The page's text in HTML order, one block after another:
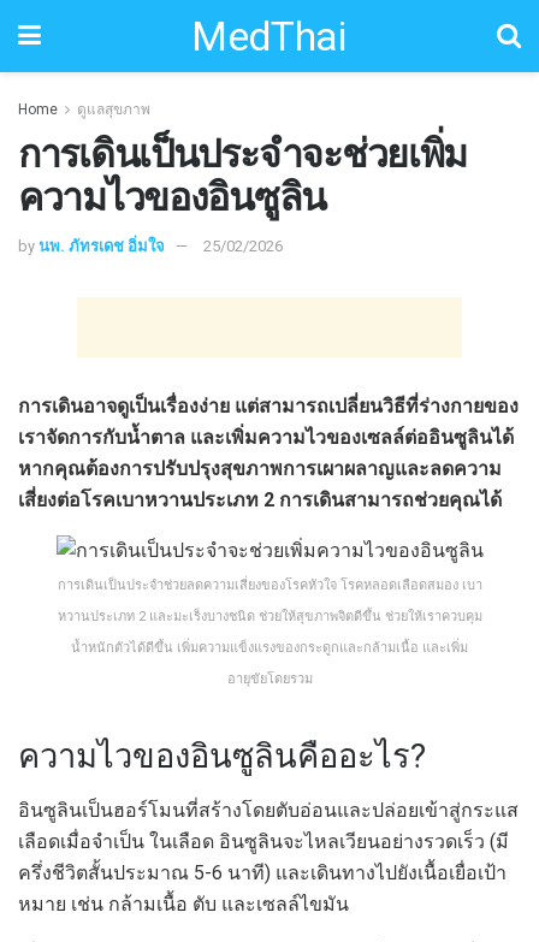
MedThai
Home ดูแลสุขภาพ
การเดินเป็นประจำจะช่วยเพิ่ม
ความไวของอินซูลิน
by นพ. ภัทรเดช อิ่มใจ 25/02/2026
การเดินอาจดูเป็นเรื่องง่าย แต่สามารถเปลี่ยนวิธีที่ร่างกายของ
เราจัดการกับน้ำตาล และเพิ่มความไวของเซลล์ต่ออินซูลินได้
หากคุณต้องการปรับปรุงสุขภาพการเผาผลาญและลดความ
เสี่ยงต่อโรคเบาหวานประเภท 2 การเดินสามารถช่วยคุณได้
การเดินเป็นประจำช่วยลดความเสี่ยงของโรคหัวใจ โรคหลอดเลือดสมอง เบา
หวานประเภท 2 และมะเร็งบางชนิด ช่วยให้สุขภาพจิตดีขึ้น ช่วยให้เราควบคุม
น้ำหนักตัวได้ดีขึ้น เพิ่มความแข็งแรงของกระดูกและกล้ามเนื้อ และเพิ่ม
อายุขัยโดยรวม
ความไวของอินซูลินคืออะไร?
อินซูลินเป็นฮอร์โมนที่สร้างโดยตับอ่อนและปล่อยเข้าสู่กระแส
เลือดเมื่อจำเป็น ในเลือด อินซูลินจะไหลเวียนอย่างรวดเร็ว (มี
ครึ่งชีวิตสั้นประมาณ 5-6 นาที) และเดินทางไปยังเนื้อเยื่อเป้า
หมาย เช่น กล้ามเนื้อ ตับ และเซลล์ไขมัน